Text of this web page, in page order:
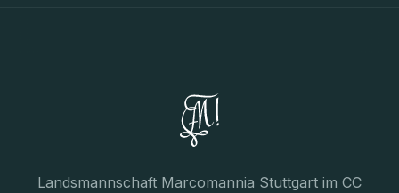
Landsmannschaft Marcomannia Stuttgart im CC